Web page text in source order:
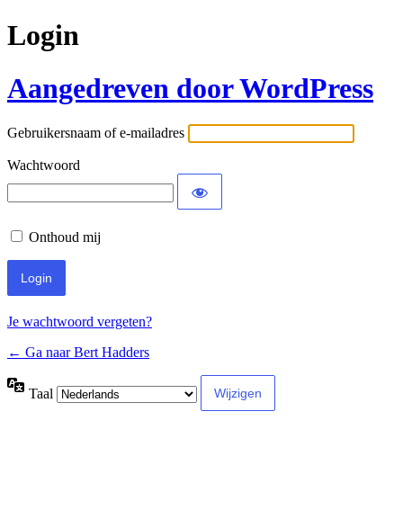
Login
Aangedreven door WordPress
Gebruikersnaam of e-mailadres
Wachtwoord
Onthoud mij
Je wachtwoord vergeten?
← Ga naar Bert Hadders
Taal